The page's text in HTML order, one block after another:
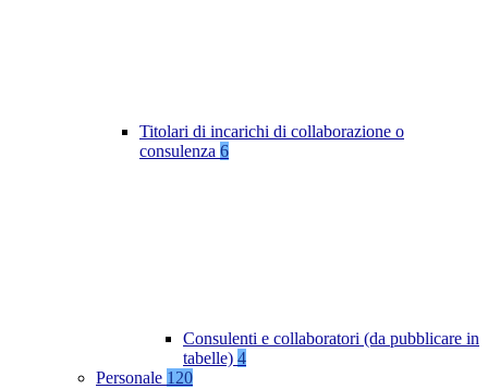
Titolari di incarichi di collaborazione o
consulenza 6
Consulenti e collaboratori (da pubblicare in
tabelle) 4
Personale 120